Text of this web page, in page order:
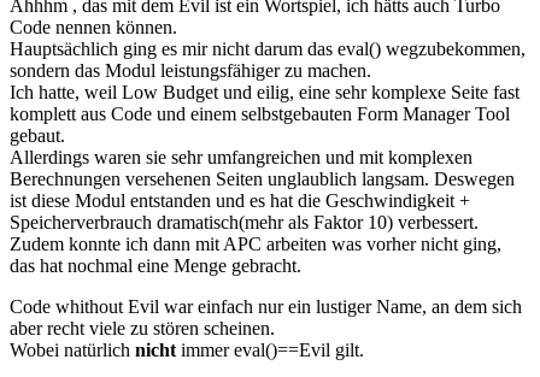
Ähhhm , das mit dem Evil ist ein Wortspiel, ich hätts auch Turbo
Code nennen können.
Hauptsächlich ging es mir nicht darum das eval() wegzubekommen,
sondern das Modul leistungsfähiger zu machen.
Ich hatte, weil Low Budget und eilig, eine sehr komplexe Seite fast
komplett aus Code und einem selbstgebauten Form Manager Tool
gebaut.
Allerdings waren sie sehr umfangreichen und mit komplexen
Berechnungen versehenen Seiten unglaublich langsam. Deswegen
ist diese Modul entstanden und es hat die Geschwindigkeit +
Speicherverbrauch dramatisch(mehr als Faktor 10) verbessert.
Zudem konnte ich dann mit APC arbeiten was vorher nicht ging,
das hat nochmal eine Menge gebracht.
Code whithout Evil war einfach nur ein lustiger Name, an dem sich
aber recht viele zu stören scheinen.
Wobei natürlich nicht immer eval()==Evil gilt.